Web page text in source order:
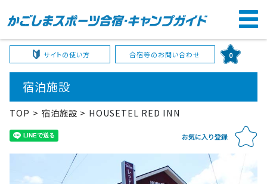
サイトの使い方 合宿等のお問い合わせ 0
宿泊施設
TOP 宿泊施設 HOUSETEL RED INN